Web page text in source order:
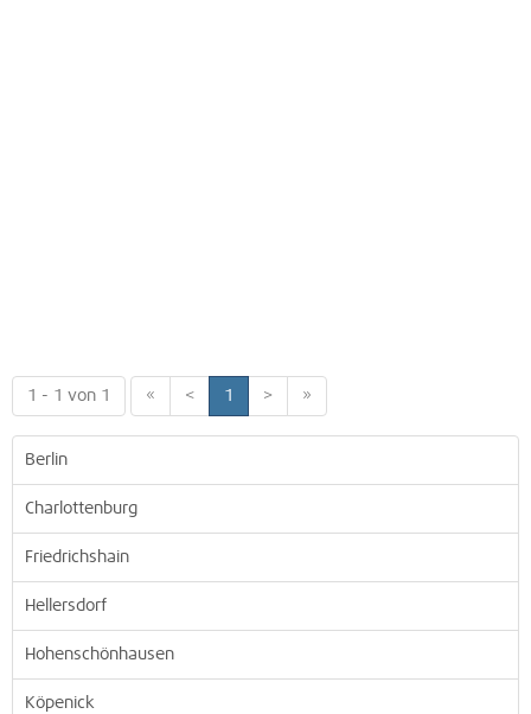
1 - 1 von 1 « < 1 > »
Berlin
Charlottenburg
Friedrichshain
Hellersdorf
Hohenschönhausen
Köpenick